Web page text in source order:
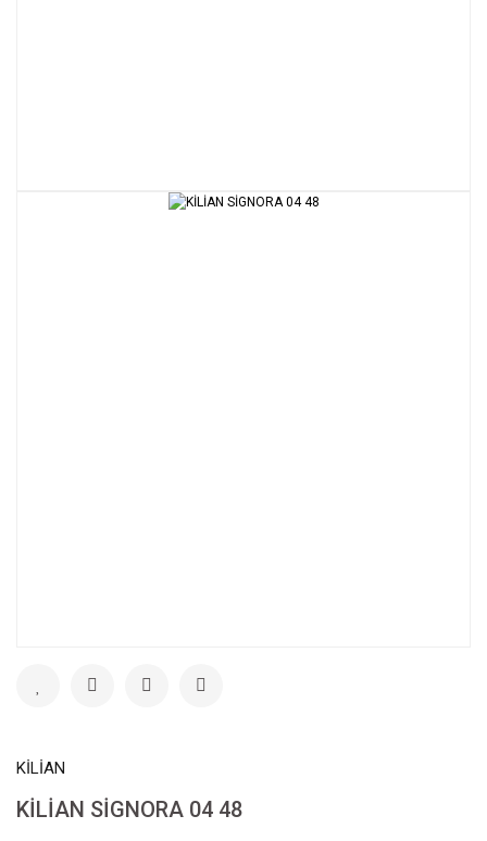
KİLİAN
KİLİAN SİGNORA 04 48